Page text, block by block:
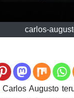
carlos-
Carlos Augusto